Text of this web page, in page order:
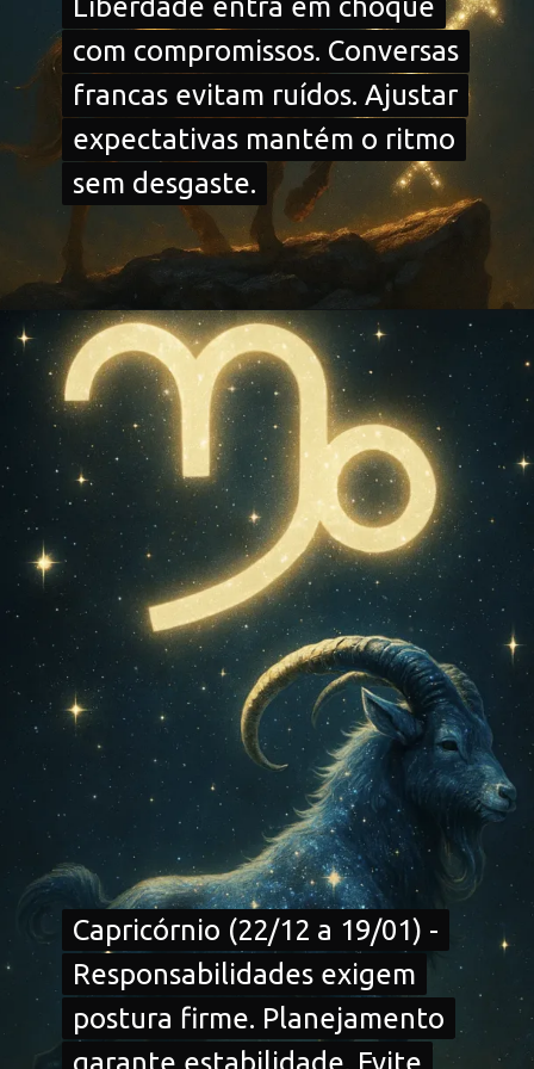
Liberdade entra em choque
com compromissos. Conversas
francas evitam ruídos. Ajustar
expectativas mantém o ritmo
sem desgaste.
Liberdade entra em choque
com compromissos. Conversas
francas evitam ruídos. Ajustar
expectativas mantém o ritmo
sem desgaste.
Opening https://falaregional.com.br/?s=hor%C3%B3scopo
Capricórnio (22/12 a 19/01) -
Responsabilidades exigem
postura firme. Planejamento
garante estabilidade. Evite
Capricórnio (22/12 a 19/01) -
Responsabilidades exigem
postura firme. Planejamento
garante estabilidade. Evite